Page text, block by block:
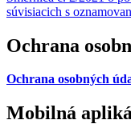
súvisiacich s
Ochrana
Ochrana osobných
Mobilná